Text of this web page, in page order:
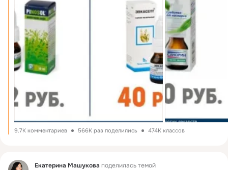
9.7K комментариев 566K раз поделились 474K классов
Фид Екатерина Машукова поделилась темой